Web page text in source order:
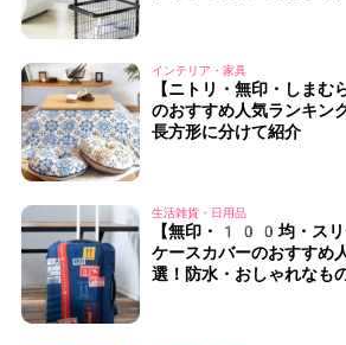
インテリア・家具
【ニトリ・無印・しまむ
のおすすめ人気ランキ
長方形に分けて紹介
生活雑貨・日用品
【無印・100均・スリ
ケースカバーのおすす
選！防水・おしゃれなも